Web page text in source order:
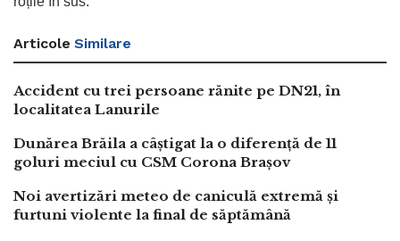
Articole Similare
Accident cu trei persoane rănite pe DN21, în
localitatea Lanurile
Dunărea Brăila a câștigat la o diferență de 11
goluri meciul cu CSM Corona Brașov
Noi avertizări meteo de caniculă extremă și
furtuni violente la final de săptămână